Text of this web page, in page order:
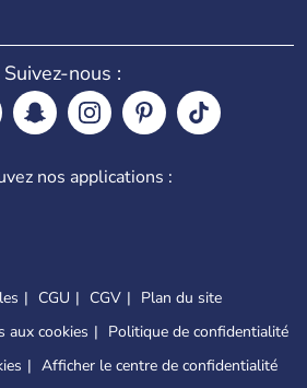
Suivez-nous :
nos applications :
CGU CGV
Plan du site
aux cookies
Politique de confidentialité
Afficher le centre de confidentialité